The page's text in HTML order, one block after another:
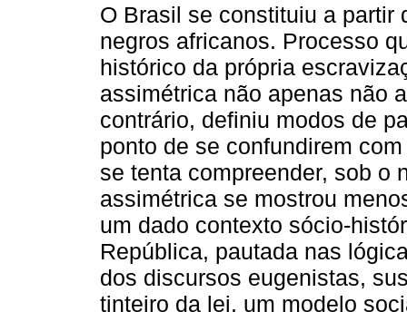
O Brasil se constituiu a partir
negros africanos. Processo
histórico da própria
assimétrica não apenas não
contrário, definiu modos de
ponto de se confundirem
se tenta compreender, sob o
assimétrica se mostrou
um dado contexto sócio-
República, pautada nas
dos discursos eugenistas,
tinteiro da lei, um modelo